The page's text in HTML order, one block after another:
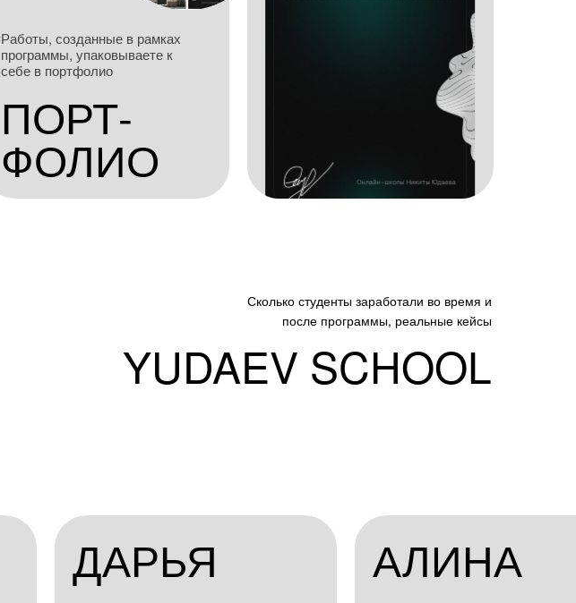
Работы, созданные в рамках
программы, упаковываете к
себе в портфолио
ПОРТ-
ФОЛИО
YUDAEV SCHOOL
Сколько студенты заработали во время и
после программы, реальные кейсы
АЛИНА
ДАРЬЯ